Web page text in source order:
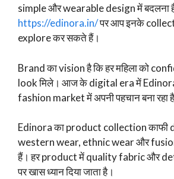
simple और wearable design में बदलना
https://edinora.in/पर आप इनके
explore कर सकते हैं।
Brand का vision है कि हर महिला को
look मिले। आज के digital era में
fashion market में अपनी पहचान बना रहा
Edinora का product collection काफी
western wear, ethnic wear और
हैं। हर product में quality fabric और
पर खास ध्यान दिया जाता है।